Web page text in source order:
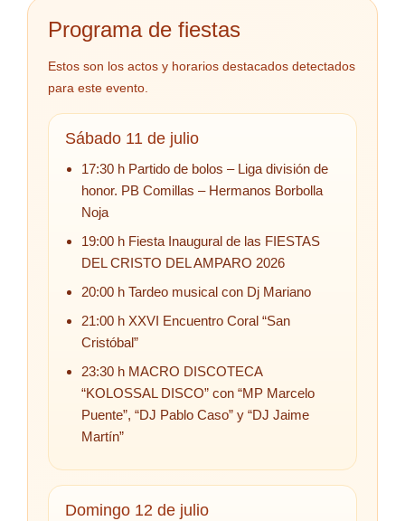
Programa de fiestas
Estos son los actos y horarios destacados detectados
para este evento.
Sábado 11 de julio
17:30 h Partido de bolos – Liga división de
honor. PB Comillas – Hermanos Borbolla
Noja
19:00 h Fiesta Inaugural de las FIESTAS
DEL CRISTO DEL AMPARO 2026
20:00 h Tardeo musical con Dj Mariano
21:00 h XXVI Encuentro Coral “San
Cristóbal”
23:30 h MACRO DISCOTECA
“KOLOSSAL DISCO” con “MP Marcelo
Puente”, “DJ Pablo Caso” y “DJ Jaime
Martín”
Domingo 12 de julio